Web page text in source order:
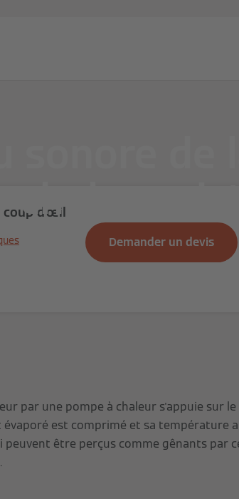
chaleur air/
Demander un devis
coup d'œil
par une pompe à chaleur s'appuie sur
est comprimé et sa température
être perçus comme gênants par